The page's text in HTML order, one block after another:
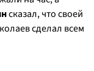
сказал, что своей
сделал всем